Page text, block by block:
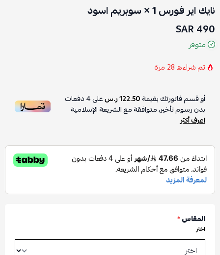
نايك اير فورس 1 × سوبريم اسود
490 SAR
متوفر
تم شراءه28 مرة
أو قسم فاتورتك بقيمة122.50 ر.س على4دفعات
بدون رسوم تأخير، متوافقة مع الشريعة الإسلامية
اعرف أكثر
المقاس*
اختر